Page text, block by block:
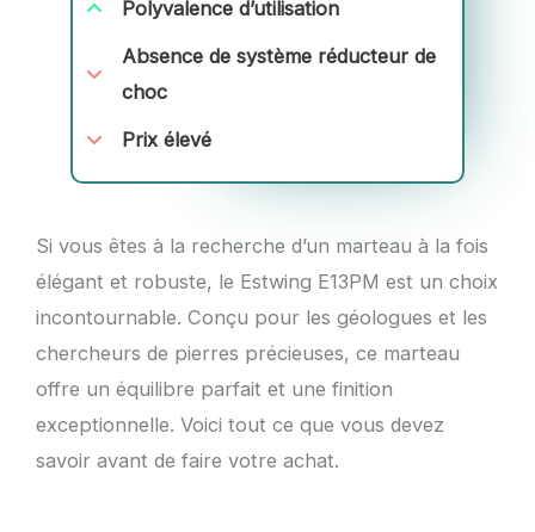
Polyvalence d’utilisation
Absence de système réducteur de
choc
Prix élevé
Si vous êtes à la recherche d’un marteau à la fois
élégant et robuste, le Estwing E13PM est un choix
incontournable. Conçu pour les géologues et les
chercheurs de pierres précieuses, ce marteau
offre un équilibre parfait et une finition
exceptionnelle. Voici tout ce que vous devez
savoir avant de faire votre achat.